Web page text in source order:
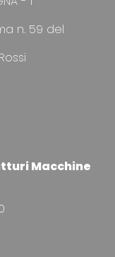
n. 59 del
Macchine